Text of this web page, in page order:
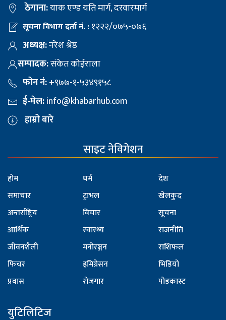
ठेगाना:याक एण्ड यति मार्ग, दरवारमार्ग
सूचना विभाग दर्ता नं. :१२२२/०७५-०७६
अध्यक्ष:नरेश श्रेष्ठ
सम्पादक:संकेत कोईराला
फोन नं:+९७७-१-५३४९१५८
ई-मेल:info@khabarhub.com
हाम्रो बारे
साइट नेविगेशन
होम
समाचार
अन्तर्राष्ट्रिय
आर्थिक
जीवनशैली
फिचर
प्रवास
धर्म
ट्राभल
विचार
स्वास्थ्य
मनोरञ्जन
इमिग्रेसन
रोजगार
देश
खेलकुद
सूचना
राजनीति
राशिफल
भिडियो
पोडकास्ट
युटिलिटिज